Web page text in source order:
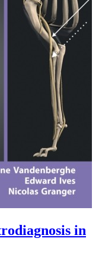
in